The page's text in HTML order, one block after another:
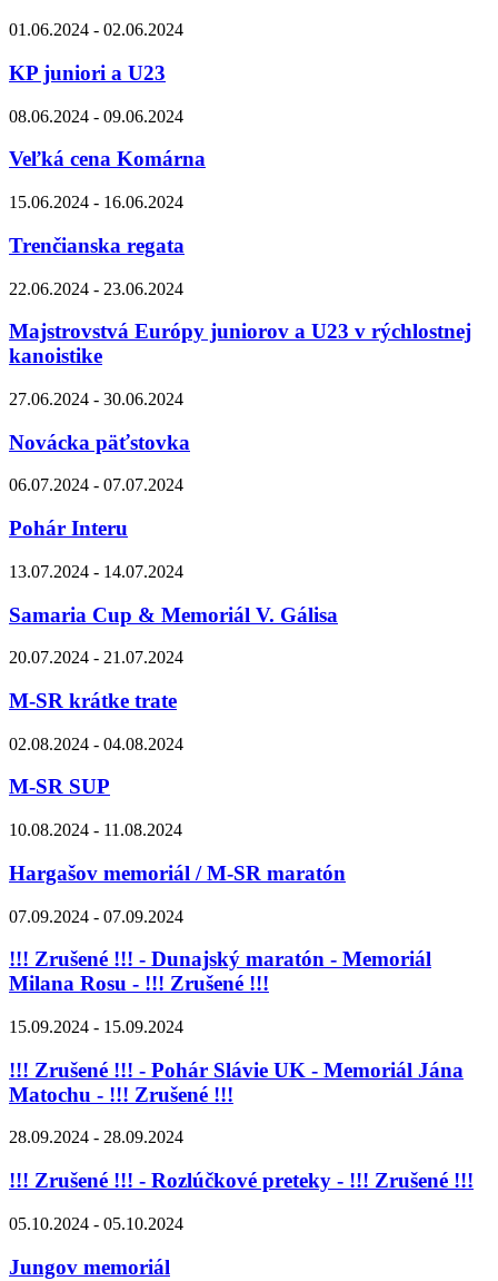
01.06.2024 - 02.06.2024
KP juniori a U23
08.06.2024 - 09.06.2024
Veľká cena Komárna
15.06.2024 - 16.06.2024
Trenčianska regata
22.06.2024 - 23.06.2024
Majstrovstvá Európy juniorov a U23 v rýchlostnej
kanoistike
27.06.2024 - 30.06.2024
Novácka päťstovka
06.07.2024 - 07.07.2024
Pohár Interu
13.07.2024 - 14.07.2024
Samaria Cup & Memoriál V. Gálisa
20.07.2024 - 21.07.2024
M-SR krátke trate
02.08.2024 - 04.08.2024
M-SR SUP
10.08.2024 - 11.08.2024
Hargašov memoriál / M-SR maratón
07.09.2024 - 07.09.2024
!!! Zrušené !!! - Dunajský maratón - Memoriál
Milana Rosu - !!! Zrušené !!!
15.09.2024 - 15.09.2024
!!! Zrušené !!! - Pohár Slávie UK - Memoriál Jána
Matochu - !!! Zrušené !!!
28.09.2024 - 28.09.2024
!!! Zrušené !!! - Rozlúčkové preteky - !!! Zrušené !!!
05.10.2024 - 05.10.2024
Jungov memoriál